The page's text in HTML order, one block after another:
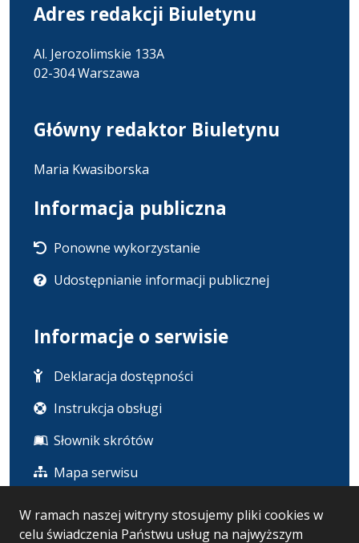
W ramach naszej witryny stosujemy pliki cookies w
celu świadczenia Państwu usług na najwyższym
Adres redakcji Biuletynu
Al. Jerozolimskie 133A
02-304 Warszawa
Główny redaktor Biuletynu
Maria Kwasiborska
Informacja publiczna
Ponowne wykorzystanie
Udostępnianie informacji publicznej
Informacje o serwisie
Deklaracja dostępności
Instrukcja obsługi
Słownik skrótów
Mapa serwisu
Statystyka i dane osobowe